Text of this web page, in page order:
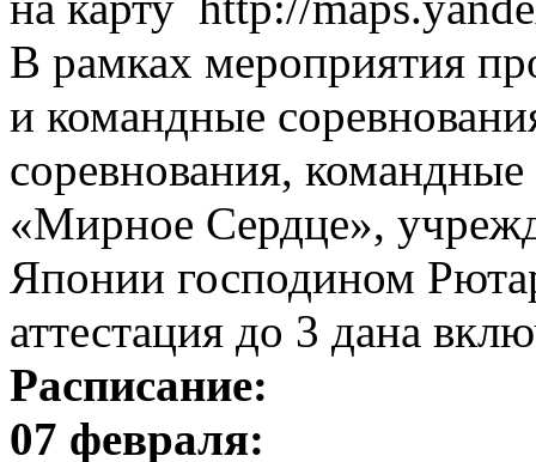
В рамках мероприятия
и командные
соревнования,
«Мирное Сердце»,
Японии господином
аттестация до 3 дана
Расписание:
07 февраля: